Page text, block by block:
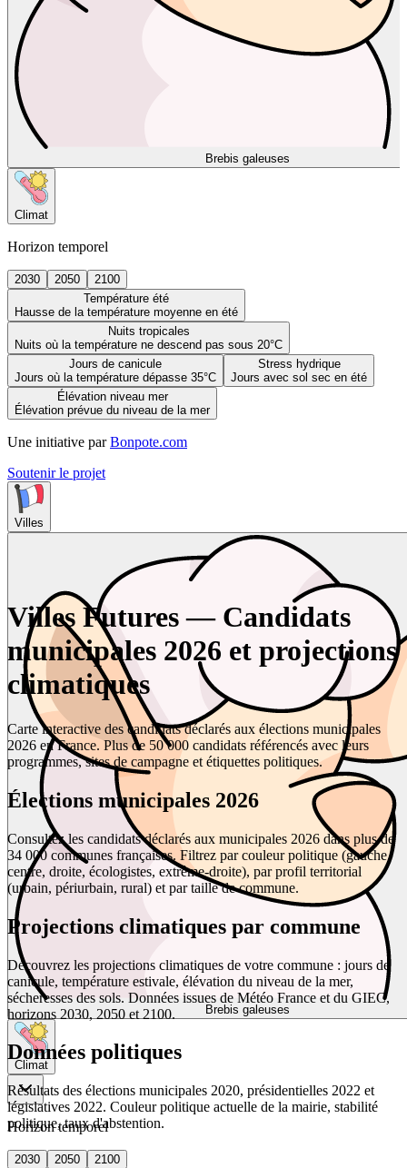
Brebis galeuses
Climat
Horizon temporel
2030 2050
2100
Température été
Hausse de la température moyenne en été
Nuits tropicales
Nuits où la température ne descend pas sous 20°C
Jours de canicule
Jours où la température dépasse 35°C
Stress hydrique
Jours avec sol sec en été
Élévation niveau mer
Élévation prévue du niveau de la mer
Une initiative par Bonpote.com
Soutenir le projet
Villes
Brebis galeuses
Climat
Horizon temporel
2030 2050
2100
Villes Futures — Candidats
municipales 2026 et projections
climatiques
Carte interactive des candidats déclarés aux élections municipales
2026 en France. Plus de 50 000 candidats référencés avec leurs
programmes, sites de campagne et étiquettes politiques.
Élections municipales 2026
Consultez les candidats déclarés aux municipales 2026 dans plus de
34 000 communes françaises. Filtrez par couleur politique (gauche,
centre, droite, écologistes, extrême-droite), par profil territorial
(urbain, périurbain, rural) et par taille de commune.
Projections climatiques par commune
Découvrez les projections climatiques de votre commune : jours de
canicule, température estivale, élévation du niveau de la mer,
sécheresses des sols. Données issues de Météo France et du GIEC,
horizons 2030, 2050 et 2100.
Données politiques
Résultats des élections municipales 2020, présidentielles 2022 et
législatives 2022. Couleur politique actuelle de la mairie, stabilité
politique, taux d'abstention.